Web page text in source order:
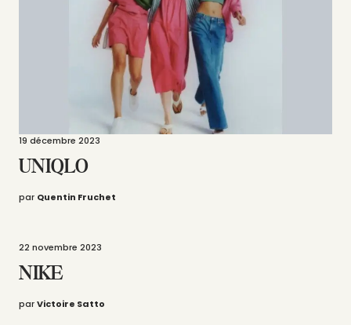
19 décembre 2023
UNIQLO
par Quentin Fruchet
22 novembre 2023
NIKE
parVictoire Satto